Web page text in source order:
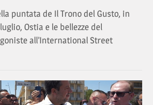
puntata de Il Trono del Gusto, in
Ostia e le bellezze del
all’International Street